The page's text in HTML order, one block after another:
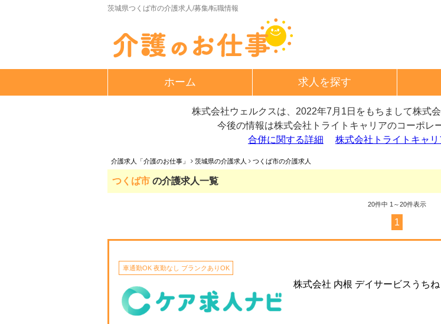
茨城県つくば市の介護求人/募集/転職情報
ホーム 求人を探す
株式会社ウェルクスは、2022年7月1日をもちまして株式
今後の情報は株式会社トライトキャリアのコーポレ
合併に関する詳細
株式会社トライトキャリ
介護求人「介護のお仕事」 茨城県の介護求人 つくば市の介護求人
つくば市 の介護求人一覧
20件中 1～20件表示
1
車通勤OK 夜勤なし ブランクありOK
株式会社 内根 デイサービスうちね